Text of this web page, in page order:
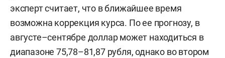
эксперт считает, что в ближайшее время
возможна коррекция курса. По ее прогнозу, в
августе–сентябре доллар может находиться в
диапазоне 75,78–81,87 рубля, однако во втором